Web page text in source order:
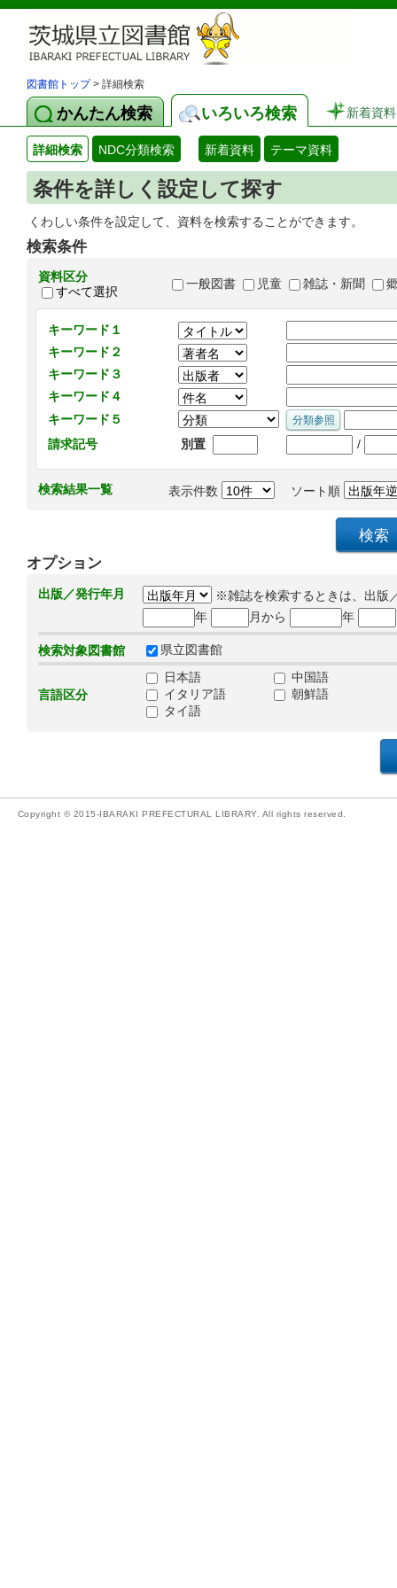
図書館トップ> 詳細検索
かんたん検索 いろいろ検索 新着資料
詳細検索 NDC分類検索 新着資料 テーマ資料
条件を詳しく設定して探す
くわしい条件を設定して、資料を検索することができます。
検索条件
資料区分
すべて選択
一般図書 児童 雑誌・新聞
キーワード１
キーワード２
キーワード３
キーワード４
キーワード５
請求記号
別置 /
検索結果一覧 表示件数 ソート順
オプション
出版／発行年月
※雑誌を検索するときは、出版
年
月から 年
検索対象図書館 県立図書館
言語区分
日本語
中国語
イタリア語
朝鮮語
タイ語
Copyright © 2015-IBARAKI PREFECTURAL LIBRARY. All rights reserved.